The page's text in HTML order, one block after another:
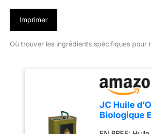
Imprimer
Où trouver les ingrédients spécifiques pour
JC Huile
Biologique